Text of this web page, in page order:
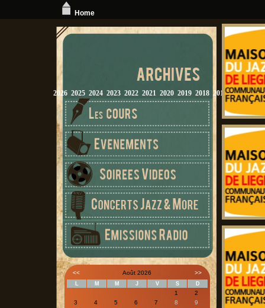
2026 2025 2024 2023 2022 2021 2020 2019 2018 2017 2016 2015
<< Août 2026 >>
L M M J V S D
1
2
3
4 5 6 7 8
9
Home